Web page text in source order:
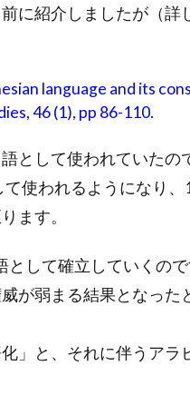
に紹介しましたが（詳
language and its
46 (1), pp 86-110.
として使われていたの
使われるようになり、
ます。
して確立していくの
が弱まる結果となった
」と、それに伴うアラ